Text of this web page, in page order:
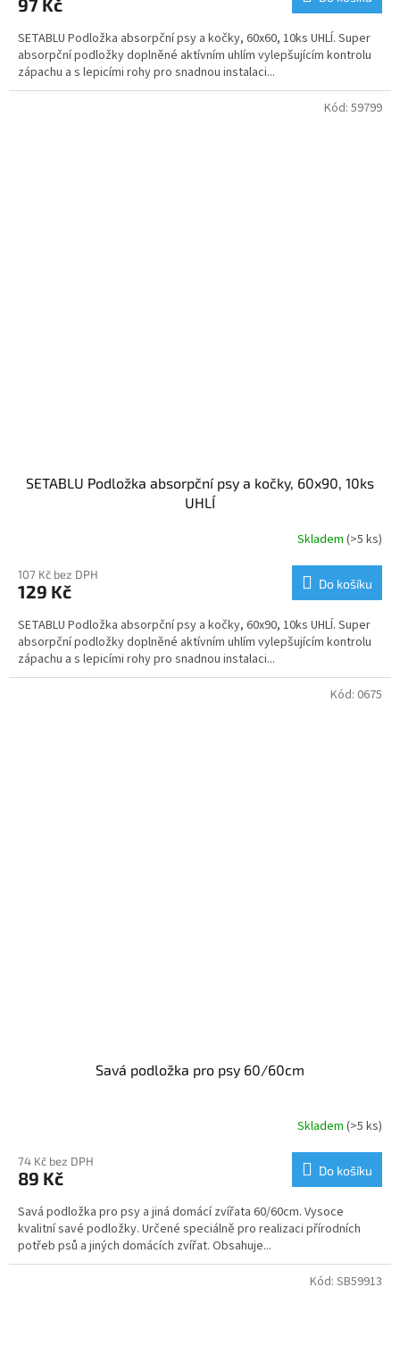
97 Kč
SETABLU Podložka absorpční psy a kočky, 60x60, 10ks UHLÍ. Super
absorpční podložky doplněné aktívním uhlím vylepšujícím kontrolu
zápachu a s lepicími rohy pro snadnou instalaci...
SETABLU Podložka absorpční psy a kočky, 60x90, 10ks
UHLÍ
Skladem (>5 ks)
107 Kč bez DPH
129 Kč Do košíku
SETABLU Podložka absorpční psy a kočky, 60x90, 10ks UHLÍ. Super
absorpční podložky doplněné aktívním uhlím vylepšujícím kontrolu
zápachu a s lepicími rohy pro snadnou instalaci...
Kód: 59799
Savá podložka pro psy 60/60cm
produktu
je
z
5
hvězdiček.
Skladem(>5 ks)
74 Kč bez DPH
89 Kč Do košíku
Savá podložka pro psy a jiná domácí zvířata 60/60cm. Vysoce
kvalitní savé podložky. Určené speciálně pro realizaci přírodních
potřeb psů a jiných domácích zvířat. Obsahuje...
Kód: 0675
Kód: SB59913